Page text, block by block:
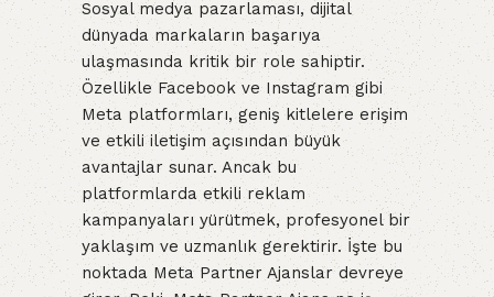
Sosyal medya pazarlaması, dijital
dünyada markaların başarıya
ulaşmasında kritik bir role sahiptir.
Özellikle Facebook ve Instagram gibi
Meta platformları, geniş kitlelere erişim
ve etkili iletişim açısından büyük
avantajlar sunar. Ancak bu
platformlarda etkili reklam
kampanyaları yürütmek, profesyonel bir
yaklaşım ve uzmanlık gerektirir. İşte bu
noktada Meta Partner Ajanslar devreye